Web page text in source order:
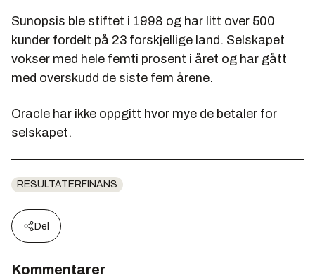
Sunopsis ble stiftet i 1998 og har litt over 500
kunder fordelt på 23 forskjellige land. Selskapet
vokser med hele femti prosent i året og har gått
med overskudd de siste fem årene.
Oracle har ikke oppgitt hvor mye de betaler for
selskapet.
RESULTATERFINANS
Del
Kommentarer